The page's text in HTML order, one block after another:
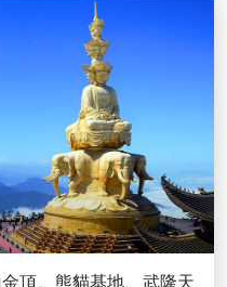
頂、熊貓基地、武隆天